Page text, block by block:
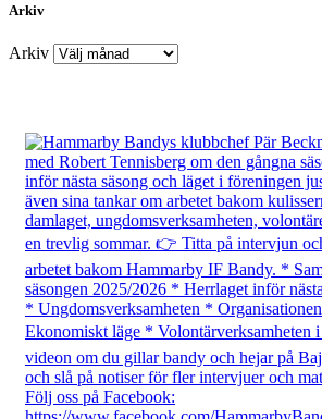
Arkiv
Arkiv